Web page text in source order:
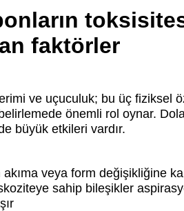
faktörler
ve uçuculuk; bu üç fiziksel
önemli rol oynar.
büyük etkileri vardır.
veya form değişikliğine
sahip bileşikler